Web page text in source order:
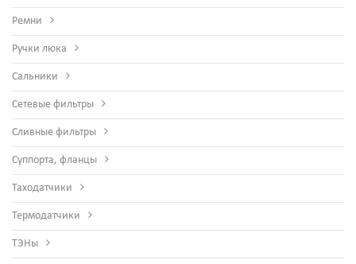
Ремни
Ручки люка
Сальники
Сетевые фильтры
Сливные фильтры
Суппорта, фланцы
Таходатчики
Термодатчики
ТЭНы